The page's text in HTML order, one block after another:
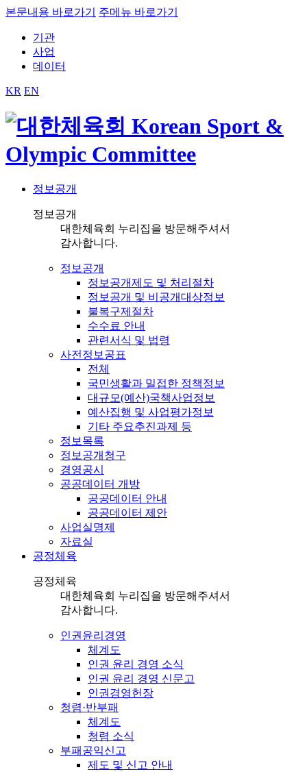
본문내용 바로가기 주메뉴 바로가기
기관
사업
데이터
KR EN
정보공개
정보공개
대한체육회 누리집을 방문해주셔서
감사합니다.
정보공개
정보공개제도 및 처리절차
정보공개 및 비공개대상정보
불복구제절차
수수료 안내
관련서식 및 법령
사전정보공표
전체
국민생활과 밀접한 정책정보
대규모(예산)국책사업정보
예산집행 및 사업평가정보
기타 주요추진과제 등
정보목록
정보공개청구
경영공시
공공데이터 개방
공공데이터 안내
공공데이터 제안
사업실명제
자료실
공정체육
공정체육
대한체육회 누리집을 방문해주셔서
감사합니다.
인권윤리경영
체계도
인권 윤리 경영 소식
인권 윤리 경영 신문고
인권경영헌장
청렴·반부패
체계도
청렴 소식
부패공익신고
제도 및 신고 안내